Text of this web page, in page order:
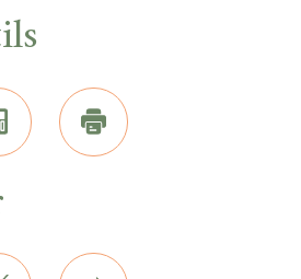
Imprimer